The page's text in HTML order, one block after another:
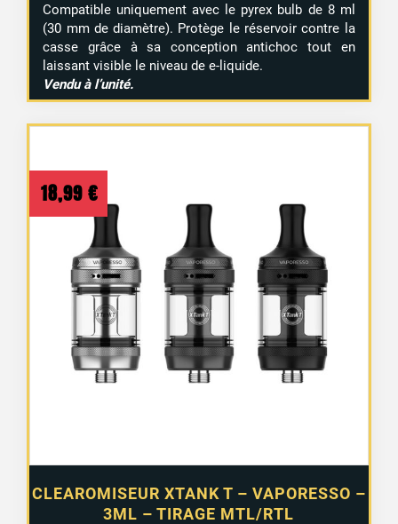
Compatible uniquement avec le pyrex bulb de 8 ml
(30 mm de diamètre). Protège le réservoir contre la
casse grâce à sa conception antichoc tout en
laissant visible le niveau de e-liquide.
Vendu à l’unité.
CLEAROMISEUR XTANK T – VAPORESSO –
3ML – TIRAGE MTL/RTL
18,99 €